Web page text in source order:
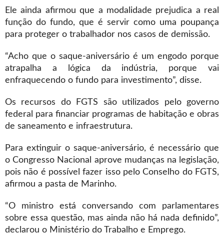
Ele ainda afirmou que a modalidade prejudica a real
função do fundo, que é servir como uma poupança
para proteger o trabalhador nos casos de demissão.
“Acho que o saque-aniversário é um engodo porque
atrapalha a lógica da indústria, porque vai
enfraquecendo o fundo para investimento”, disse.
Os recursos do FGTS são utilizados pelo governo
federal para financiar programas de habitação e obras
de saneamento e infraestrutura.
Para extinguir o saque-aniversário, é necessário que
o Congresso Nacional aprove mudanças na legislação,
pois não é possível fazer isso pelo Conselho do FGTS,
afirmou a pasta de Marinho.
“O ministro está conversando com parlamentares
sobre essa questão, mas ainda não há nada definido”,
declarou o Ministério do Trabalho e Emprego.